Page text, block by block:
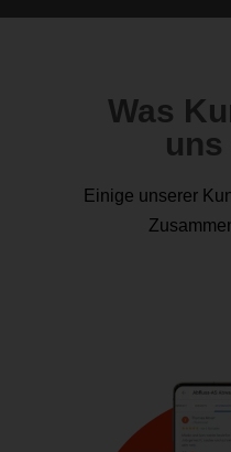
Was
uns
Einige unserer